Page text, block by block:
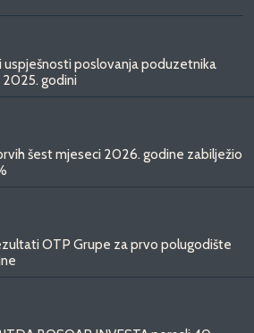
uspješnosti poslovanja poduzetnika
godini
šest mjeseci 2026. godine zabilježio
OTP Grupe za prvo polugodište